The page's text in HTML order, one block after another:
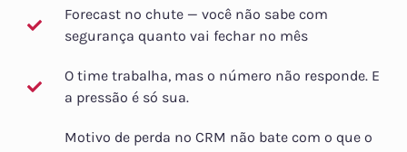
Forecast no chute — você não sabe com
segurança quanto vai fechar no mês
O time trabalha, mas o número não responde. E
a pressão é só sua.
Motivo de perda no CRM não bate com o que o